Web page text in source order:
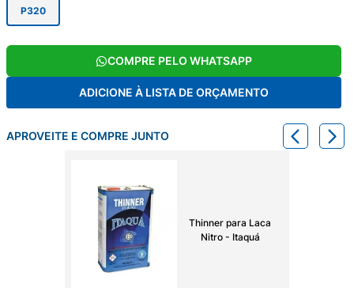
P320
COMPRE PELO WHATSAPP
ADICIONE À LISTA DE ORÇAMENTO
APROVEITE E COMPRE JUNTO
Thinner para Laca
Nitro - Itaquá